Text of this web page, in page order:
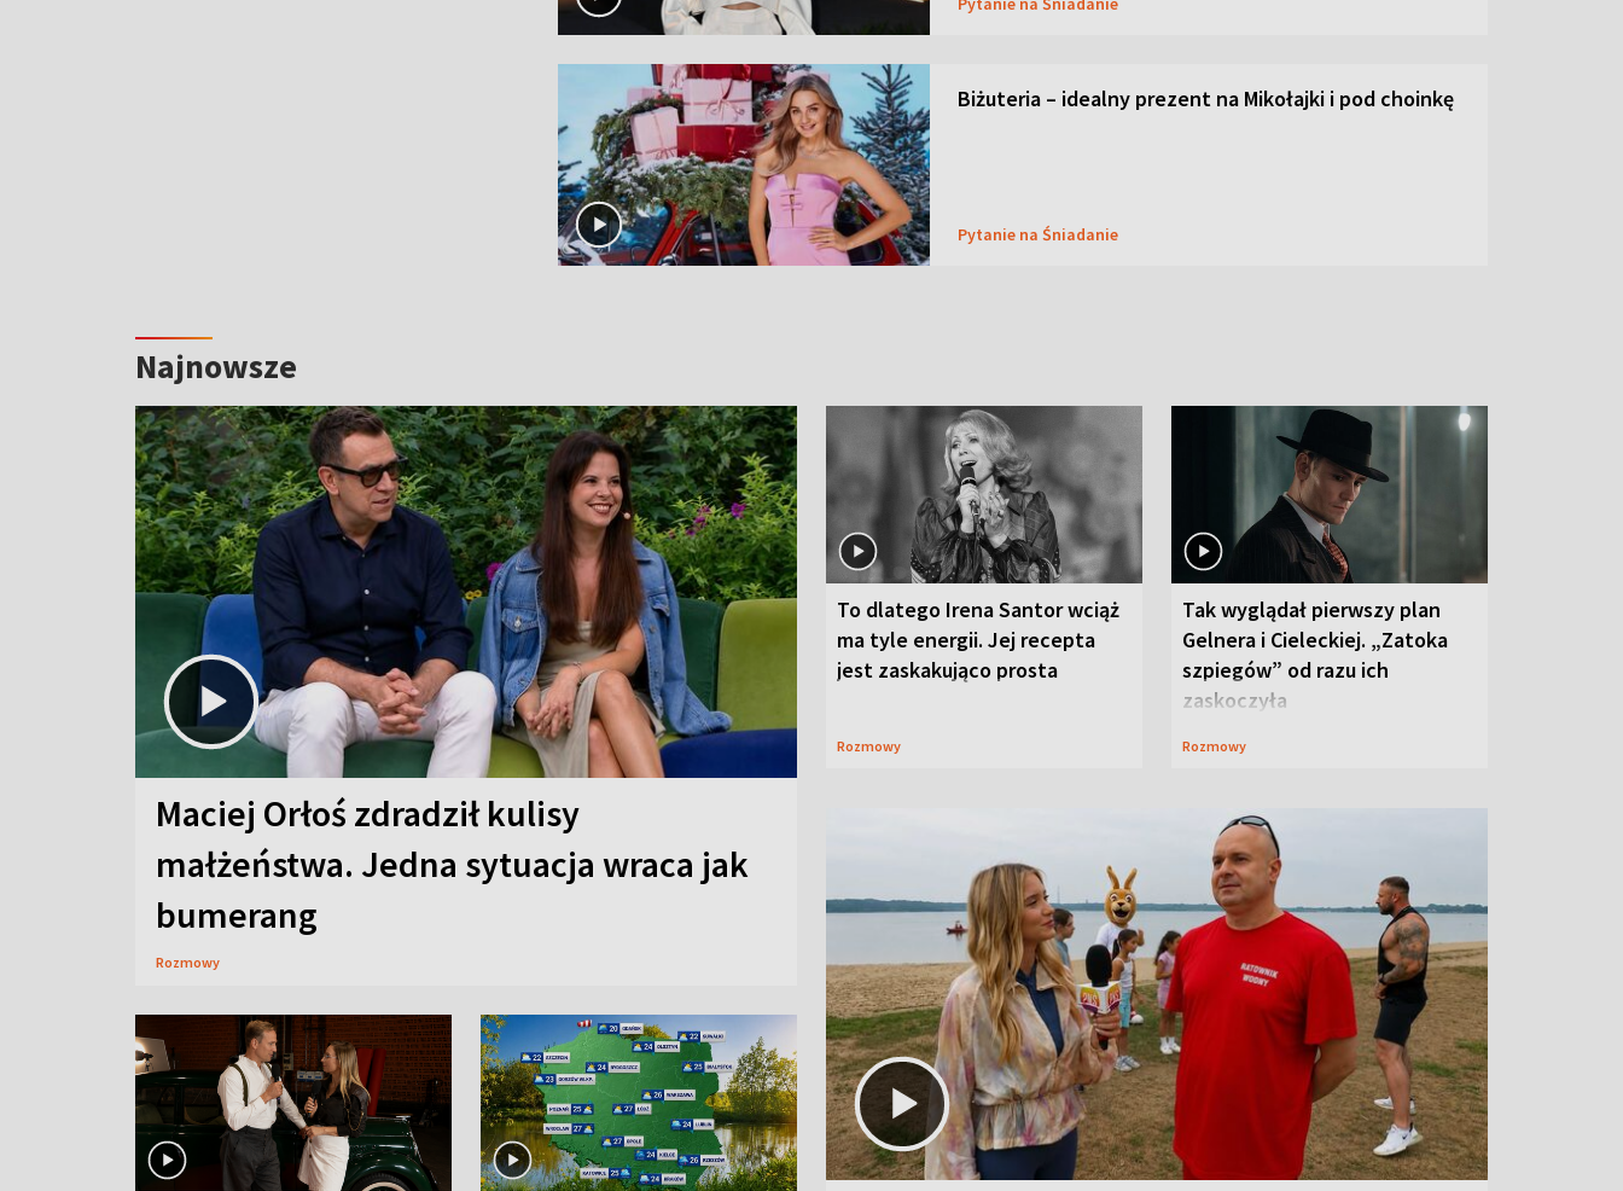
Biżuteria – idealny prezent na Mikołajki i pod choinkę
Pytanie na Śniadanie
Najnowsze
Maciej Orłoś zdradził kulisy
małżeństwa. Jedna sytuacja wraca jak
bumerang
Rozmowy
To dlatego Irena Santor wciąż
ma tyle energii. Jej recepta
jest zaskakująco prosta
Rozmowy
Tak wyglądał pierwszy plan
Gelnera i Cieleckiej. „Zatoka
szpiegów” od razu ich
zaskoczyła
Rozmowy